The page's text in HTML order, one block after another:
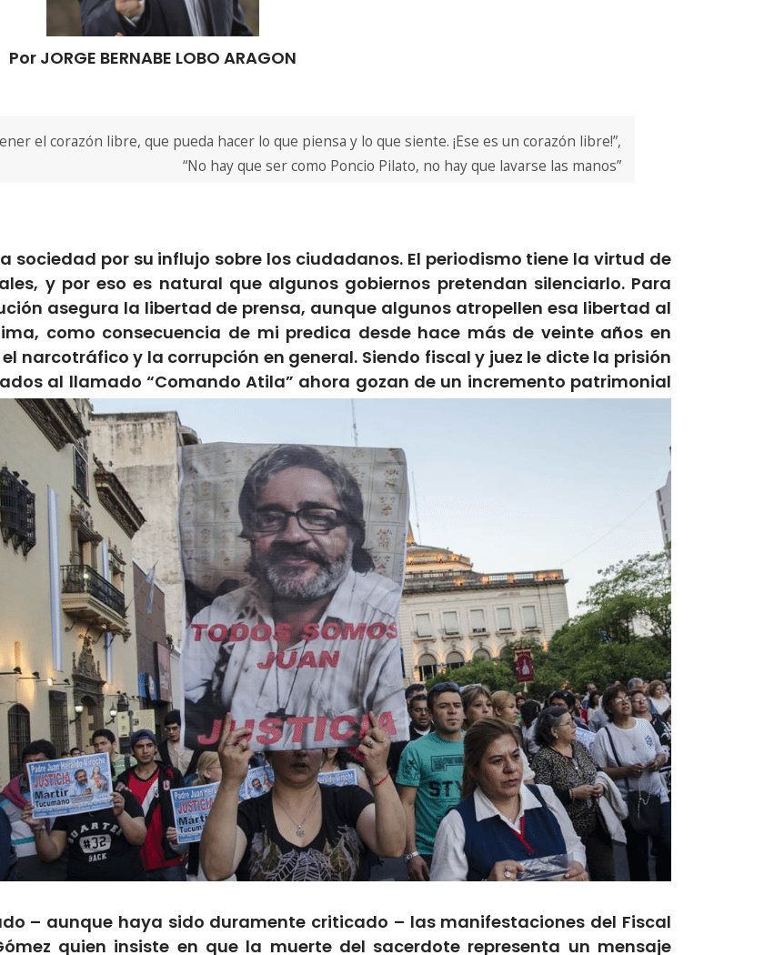
Por JORGE BERNABE LOBO ARAGON
el corazón libre, que pueda hacer lo que piensa y lo que siente. ¡Ese es un corazón libre!”,
“No hay que ser como Poncio Pilato, no hay que lavarse las manos”
sociedad por su influjo sobre los ciudadanos. El periodismo tiene la virtud de
y por eso es natural que algunos gobiernos pretendan silenciarlo. Para
asegura la libertad de prensa, aunque algunos atropellen esa libertad al
como consecuencia de mi predica desde hace más de veinte años en
narcotráfico y la corrupción en general. Siendo fiscal y juez le dicte la prisión
al llamado “Comando Atila” ahora gozan de un incremento patrimonial
– aunque haya sido duramente criticado – las manifestaciones del Fiscal
quien insiste en que la muerte del sacerdote representa un mensaje